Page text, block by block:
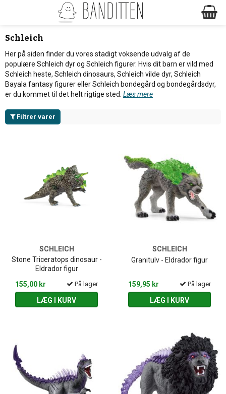
Schleich
Her på siden finder du vores stadigt voksende udvalg af de
populære Schleich dyr og Schleich figurer. Hvis dit barn er vild med
Schleich heste, Schleich dinosaurs, Schleich vilde dyr, Schleich
Bayala fantasy figurer eller Schleich bondegård og bondegårdsdyr,
er du kommet til det helt rigtige sted. Læs mere
Filtrer varer
SCHLEICH
Stone Triceratops dinosaur -
Eldrador figur
155,00 kr
På lager
LÆG I KURV
SCHLEICH
Granitulv - Eldrador figur
159,95 kr På lager
LÆG I KURV